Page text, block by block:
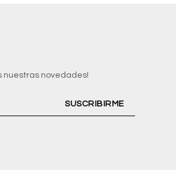
nuestras novedades!
SUSCRIBIRME